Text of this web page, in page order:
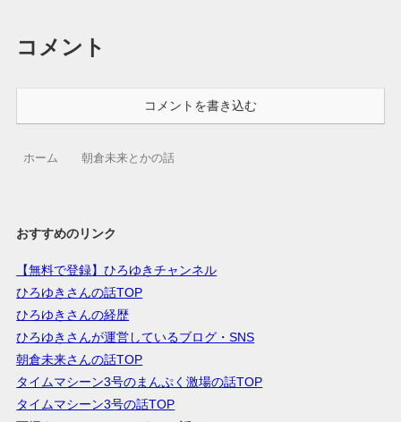
コメント
コメントを書き込む
ホーム 朝倉未来とかの話
おすすめのリンク
【無料で登録】ひろゆきチャンネル
ひろゆきさんの話TOP
ひろゆきさんの経歴
ひろゆきさんが運営しているブログ・SNS
朝倉未来さんの話TOP
タイムマシーン3号のまんぷく激場の話TOP
タイムマシーン3号の話TOP